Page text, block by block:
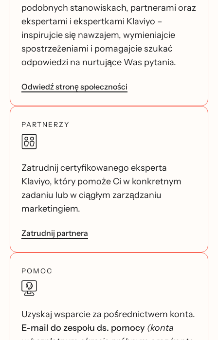
podobnych stanowiskach, partnerami oraz
ekspertami i ekspertkami Klaviyo –
inspirujcie się nawzajem, wymieniajcie
spostrzeżeniami i pomagajcie szukać
odpowiedzi na nurtujące Was pytania.
Odwiedź stronę społeczności
PARTNERZY
Zatrudnij certyfikowanego eksperta
Klaviyo, który pomoże Ci w konkretnym
zadaniu lub w ciągłym zarządzaniu
marketingiem.
Zatrudnij partnera
POMOC
Uzyskaj wsparcie za pośrednictwem konta.
E-mail do zespołu ds. pomocy (konta